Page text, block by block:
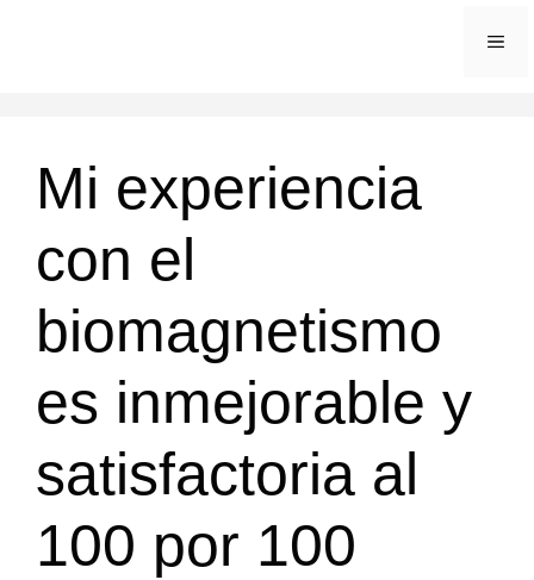
Mi experiencia
con el
biomagnetismo
es inmejorable y
satisfactoria al
100 por 100